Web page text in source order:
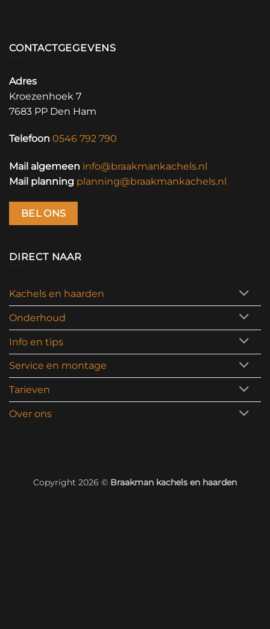
CONTACTGEGEVENS
Adres
Kroezenhoek 7
7683 PP Den Ham
Telefoon 0546 792 790
Mail algemeen info@braakmankachels.nl
Mail planning planning@braakmankachels.nl
BEL ONS
DIRECT NAAR
Kachels en haarden
Onderhoud
Info en tips
Service en montage
Tarieven
Over ons
Copyright 2026 © Braakman kachels en haarden